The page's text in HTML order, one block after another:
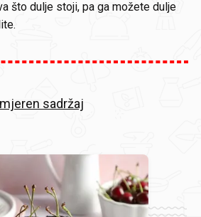
što dulje stoji, pa ga možete dulje
sadržaj